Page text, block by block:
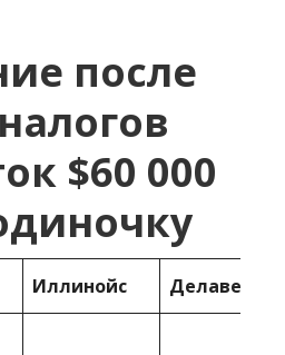
после
$60 000
Иллинойс Делавер